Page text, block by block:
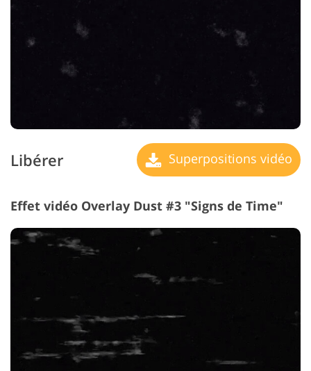
Libérer Superpositions vidéo
Effet vidéo Overlay Dust #3 "Signs de Time"